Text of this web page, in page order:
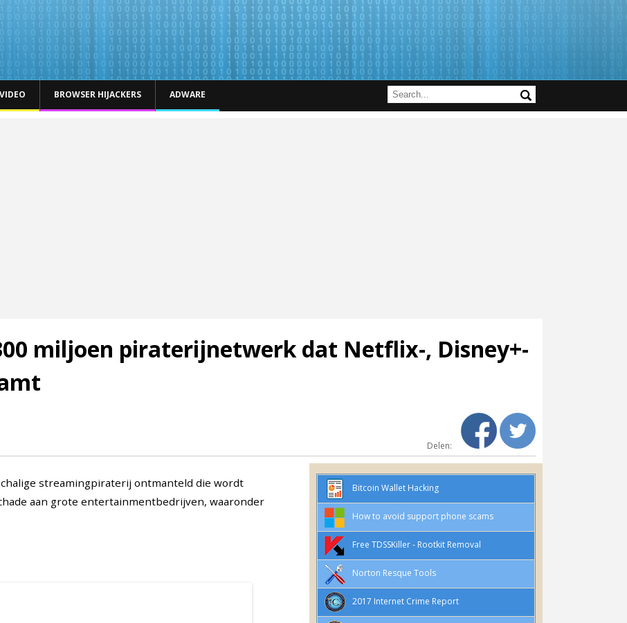
VIDEO BROWSER HIJACKERS ADWARE
miljoen piraterijnetwerk dat Netflix-, Disney+-
Delen:
streamingpiraterij ontmanteld die wordt
aan grote entertainmentbedrijven, waaronder
Bitcoin Wallet Hacking
How to avoid support phone scams
Free TDSSKiller - Rootkit Removal
Norton Resque Tools
2017 Internet Crime Report